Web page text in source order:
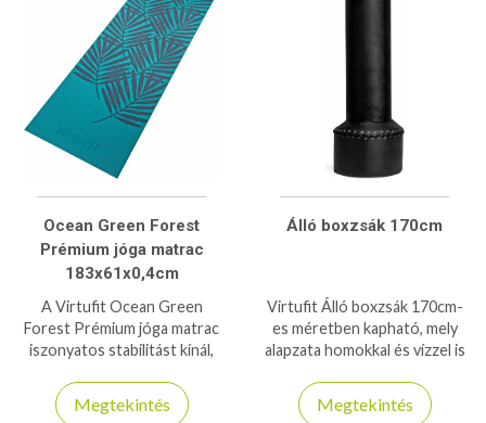
Ocean Green Forest
Prémium jóga matrac
183x61x0,4cm
A Virtufit Ocean Green
Forest Prémium jóga matrac
iszonyatos stabilitást kínál,
vastag - 6P- és latexmentes
Megtekintés
Álló boxzsák 170cm
Virtufit Álló boxzsák 170cm-
es méretben kapható, mely
alapzata homokkal és vízzel is
Megtekintés